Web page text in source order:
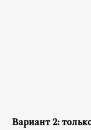
Вариант 2: